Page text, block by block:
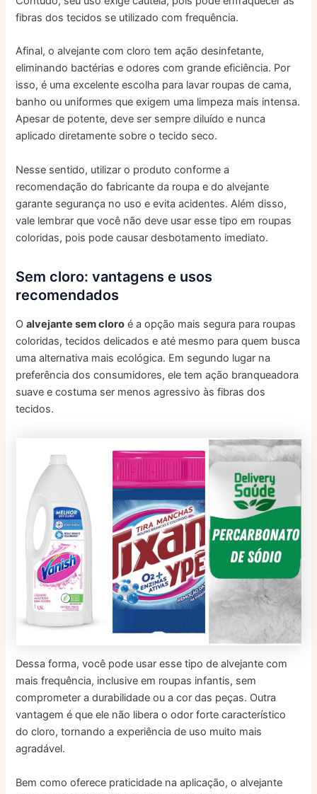
fibras dos tecidos se utilizado com frequência.
Afinal, o alvejante com cloro tem ação desinfetante,
eliminando bactérias e odores com grande eficiência. Por
isso, é uma excelente escolha para lavar roupas de cama,
banho ou uniformes que exigem uma limpeza mais intensa.
Apesar de potente, deve ser sempre diluído e nunca
aplicado diretamente sobre o tecido seco.
Nesse sentido, utilizar o produto conforme a
recomendação do fabricante da roupa e do alvejante
garante segurança no uso e evita acidentes. Além disso,
vale lembrar que você não deve usar esse tipo em roupas
coloridas, pois pode causar desbotamento imediato.
Sem cloro: vantagens e usos
recomendados
Oalvejante sem cloro é a opção mais segura para roupas
coloridas, tecidos delicados e até mesmo para quem busca
uma alternativa mais ecológica. Em segundo lugar na
preferência dos consumidores, ele tem ação branqueadora
suave e costuma ser menos agressivo às fibras dos
tecidos.
Dessa forma, você pode usar esse tipo de alvejante com
mais frequência, inclusive em roupas infantis, sem
comprometer a durabilidade ou a cor das peças. Outra
vantagem é que ele não libera o odor forte característico
do cloro, tornando a experiência de uso muito mais
agradável.
Bem como oferece praticidade na aplicação, o alvejante